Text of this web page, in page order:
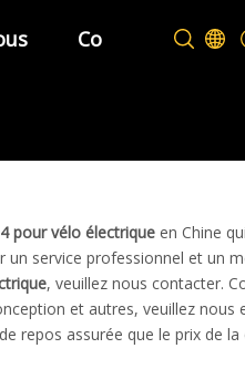
Contactez-nous
pour vélo électrique en Chine
un service professionnel et un
, veuillez nous contacter.
et autres, veuillez nous
repos assurée que le prix de la